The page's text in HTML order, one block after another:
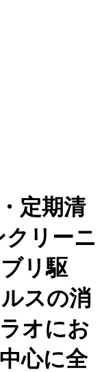
定期清
リーニ
リ駆
スの消
オにお
心に全